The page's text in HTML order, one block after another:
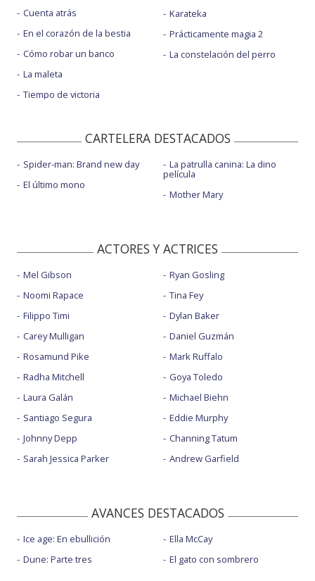
Cuenta atrás
En el corazón de la bestia
Cómo robar un banco
La maleta
Tiempo de victoria
Karateka
Prácticamente magia 2
La constelación del perro
CARTELERA DESTACADOS
Spider-man: Brand new day
El último mono
La patrulla canina: La dino
película
Mother Mary
ACTORES Y ACTRICES
Mel Gibson
Noomi Rapace
Filippo Timi
Carey Mulligan
Rosamund Pike
Radha Mitchell
Laura Galán
Santiago Segura
Johnny Depp
Sarah Jessica Parker
Ryan Gosling
Tina Fey
Dylan Baker
Daniel Guzmán
Mark Ruffalo
Goya Toledo
Michael Biehn
Eddie Murphy
Channing Tatum
Andrew Garfield
AVANCES DESTACADOS
Ice age: En ebullición
Dune: Parte tres
Ella McCay
El gato con sombrero